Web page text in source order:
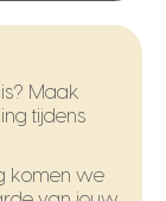
Maak
tijdens
komen we